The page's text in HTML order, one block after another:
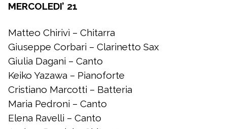
MERCOLEDI’ 21
Matteo Chirivì – Chitarra
Giuseppe Corbari – Clarinetto Sax
Giulia Dagani – Canto
Keiko Yazawa – Pianoforte
Cristiano Marcotti – Batteria
Maria Pedroni – Canto
Elena Ravelli – Canto